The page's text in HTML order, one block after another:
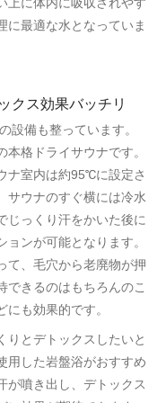
に最適な水となっていま
クス効果バッチリ
設備も整っています。
格ドライサウナです。
ナ室内は約95℃に設定さ
サウナのすぐ横には冷水
じっくり汗をかいた後に
ンが可能となります。
て、毛穴から老廃物が押
できるのはもちろんのこ
も効果的です。
りとデトックスしたいと
用した岩盤浴がおすすめ
が噴き出し、デトックス